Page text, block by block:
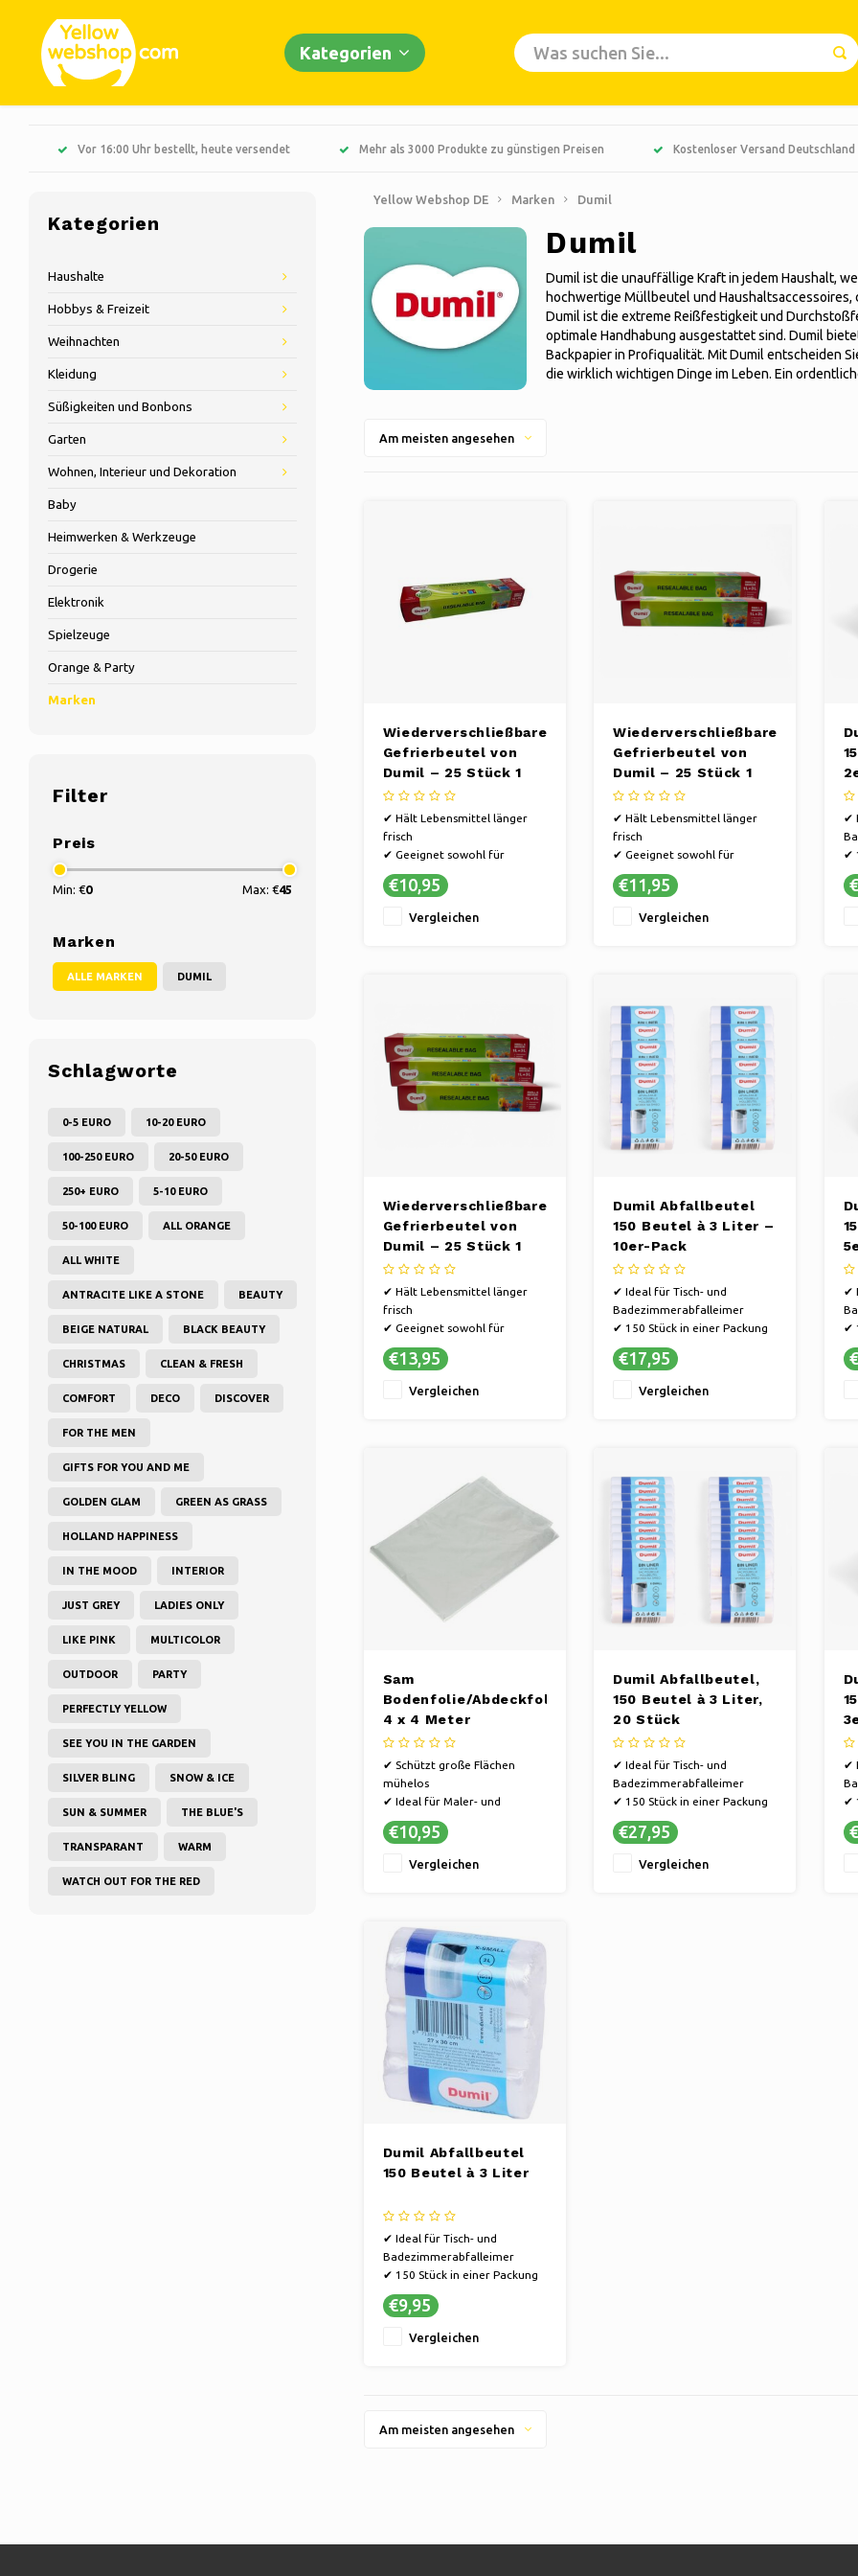
Kategorien
Vor 16:00 Uhr bestellt, heute versendet Mehr als 3000 Produkte zu günstigen Preisen Kostenloser Versand Deutschland
Kategorien
Haushalte
Hobbys & Freizeit
Weihnachten
Kleidung
Süßigkeiten und Bonbons
Garten
Wohnen, Interieur und Dekoration
Baby
Heimwerken & Werkzeuge
Drogerie
Elektronik
Spielzeuge
Orange & Party
Marken
Filter
Preis
Min: €0 Max: €45
Marken
ALLE MARKEN DUMIL
Schlagworte
0-5 EURO 10-20 EURO
100-250 EURO 20-50 EURO
250+ EURO 5-10 EURO
50-100 EURO ALL ORANGE
ALL WHITE
ANTRACITE LIKE A STONE BEAUTY
BEIGE NATURAL BLACK BEAUTY
CHRISTMAS CLEAN & FRESH
COMFORT DECO DISCOVER
FOR THE MEN
GIFTS FOR YOU AND ME
GOLDEN GLAM GREEN AS GRASS
HOLLAND HAPPINESS
IN THE MOOD INTERIOR
JUST GREY LADIES ONLY
LIKE PINK MULTICOLOR
OUTDOOR PARTY
PERFECTLY YELLOW
SEE YOU IN THE GARDEN
SILVER BLING SNOW & ICE
SUN & SUMMER THE BLUE'S
TRANSPARANT WARM
WATCH OUT FOR THE RED
Yellow Webshop DE Marken Dumil
Dumil
Dumil ist die unauffällige Kraft in jedem Haushalt,
hochwertige Müllbeutel und
Dumil ist die extreme Reißfestigkeit und
optimale Handhabung ausgestattet sind. Dumil
Backpapier in Profiqualität. Mit Dumil entscheiden
die wirklich wichtigen Dinge im Leben. Ein
Am meisten angesehen
Wiederverschließbare
Gefrierbeutel von
Dumil – 25 Stück 1
Liter + 25 Stück 3
Liter
✔ Hält Lebensmittel länger
frisch
✔ Geeignet sowohl für
Gefrier- als auch für
Lagerräume
✔ Kompakt und robust
€10,95
Vergleichen
Wiederverschließbare
Gefrierbeutel von
Dumil – 25 Stück 1
Liter + 25 Stück 3
Liter – Vorteilspack
2 Stück
✔ Hält Lebensmittel länger
frisch
✔ Geeignet sowohl für
Gefrier- als auch für
Lagerräume
✔ Kompakt und robust
€11,95
Vergleichen
✔
✔
✔
Wiederverschließbare
Gefrierbeutel von
Dumil – 25 Stück 1
Liter + 25 Stück 3
Liter – Vorteilspack
3 Stück
✔ Hält Lebensmittel länger
frisch
✔ Geeignet sowohl für
Gefrier- als auch für
Lagerräume
✔ Kompakt und robust
€13,95
Vergleichen
Dumil Abfallbeutel
150 Beutel à 3 Liter –
10er-Pack
✔ Ideal für Tisch- und
Badezimmerabfalleimer
✔ 150 Stück in einer Packung
✔ Dünn, aber stark
€17,95
Vergleichen
✔
✔
✔
Sam
Bodenfolie/Abdeckfolie
4 x 4 Meter
✔ Schützt große Flächen
mühelos
✔ Ideal für Maler- und
Renovierungsarbeiten
✔ Leicht und schnell zu
installieren
€10,95
Vergleichen
Dumil Abfallbeutel,
150 Beutel à 3 Liter,
20 Stück
✔ Ideal für Tisch- und
Badezimmerabfalleimer
✔ 150 Stück in einer Packung
✔ Dünn, aber stark
€27,95
Vergleichen
✔
✔
✔
Dumil Abfallbeutel
150 Beutel à 3 Liter
✔ Ideal für Tisch- und
Badezimmerabfalleimer
✔ 150 Stück in einer Packung
✔ Dünn, aber stark
€9,95
Vergleichen
Am meisten angesehen